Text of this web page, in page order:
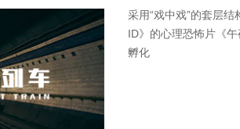
望的带领队伍从镇里
脱颖而出，代表镇里
次偶然的热心肠一个
采用“戏中戏”的套层结
ID》的心理恐怖片《
孵化